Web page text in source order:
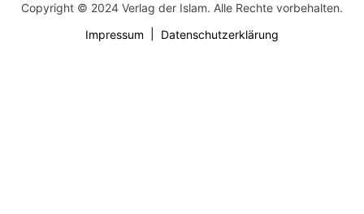
Copyright © 2024 Verlag der Islam. Alle Rechte vorbehalten.
Impressum
Datenschutzerklärung